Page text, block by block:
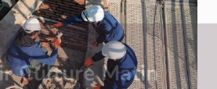
Culture Matin